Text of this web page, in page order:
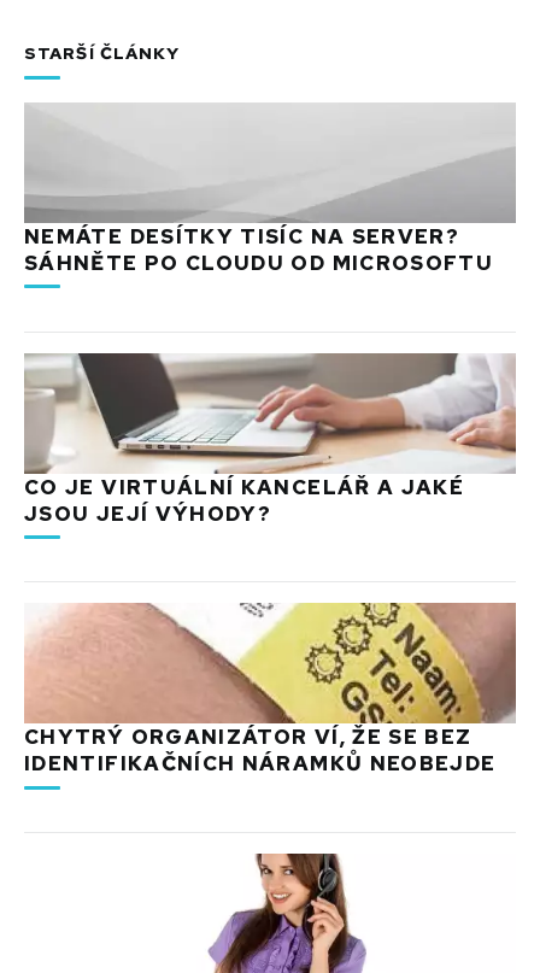
STARŠÍ ČLÁNKY
NEMÁTE DESÍTKY TISÍC NA SERVER?
SÁHNĚTE PO CLOUDU OD MICROSOFTU
CO JE VIRTUÁLNÍ KANCELÁŘ A JAKÉ
JSOU JEJÍ VÝHODY?
CHYTRÝ ORGANIZÁTOR VÍ, ŽE SE BEZ
IDENTIFIKAČNÍCH NÁRAMKŮ NEOBEJDE